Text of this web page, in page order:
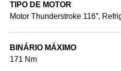
TIPO DE MOTOR
Motor Thunderstroke 116”,
BINÁRIO MÁXIMO
171 Nm